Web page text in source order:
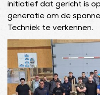
initiatief dat gericht is
generatie om de
Techniek te verkennen.